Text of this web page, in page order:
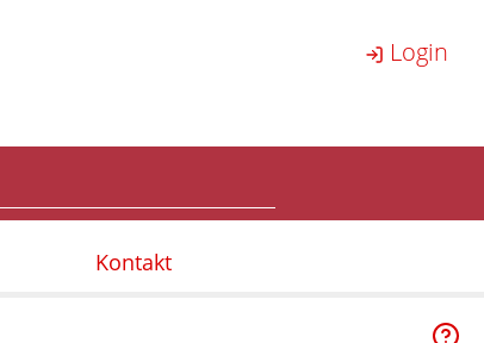
Login
Kontakt